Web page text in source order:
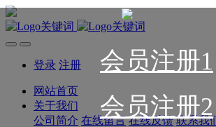
会员注册1
会员注册2
登录 注册
网站首页
关于我们
公司简介 在线留言 在线反馈 联系我